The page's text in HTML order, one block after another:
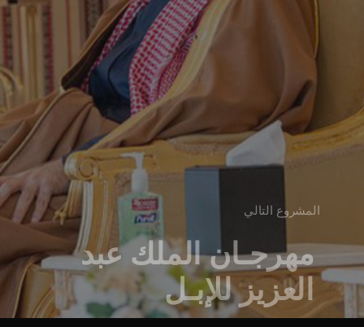
المشروع التالي
مهرجـان الملك عبد
العزيز للإبـل